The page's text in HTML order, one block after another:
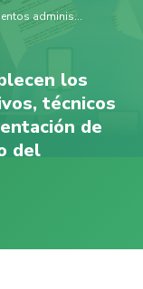
adminis...
los
técnicos
de
del